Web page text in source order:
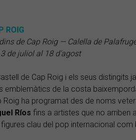
ROIG
de Cap Roig — Calella de
de juliol al 18 d’agost
de Cap Roig i els seus distingits
emblemàtics de la costa
Roig ha programat des de noms
Ríos fins a artistes que no arriben
clau del pop internacional com